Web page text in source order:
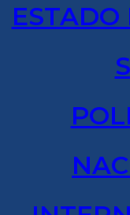
ESTADO